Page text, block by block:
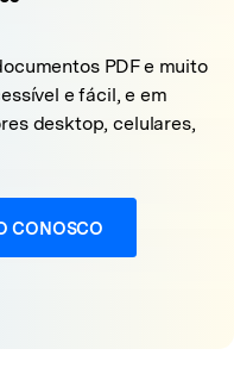
PDF e muito
e fácil, e em
desktop, celulares,
CONOSCO